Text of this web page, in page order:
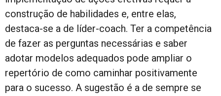
construção de habilidades e, entre elas,
destaca-se a de líder-coach. Ter a competência
de fazer as perguntas necessárias e saber
adotar modelos adequados pode ampliar o
repertório de como caminhar positivamente
para o sucesso. A sugestão é a de sempre se